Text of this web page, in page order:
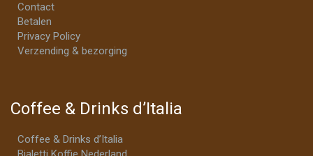
Contact
Betalen
Privacy Policy
Verzending & bezorging
Coffee & Drinks d’Italia
Coffee & Drinks d’Italia